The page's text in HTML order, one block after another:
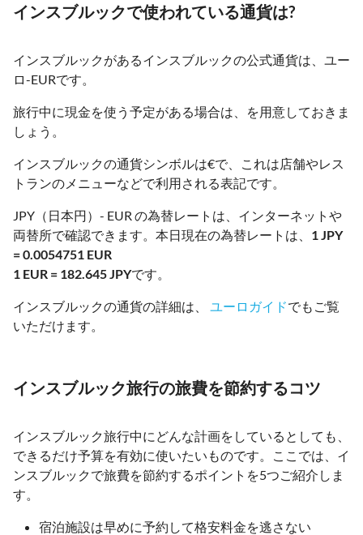
インスブルックで使われている通貨は?
インスブルックがあるインスブルックの公式通貨は、ユー
ロ-EURです。
旅行中に現金を使う予定がある場合は、を用意しておきま
しょう。
インスブルックの通貨シンボルは€で、これは店舗やレス
トランのメニューなどで利用される表記です。
JPY（日本円）- EUR の為替レートは、インターネットや
両替所で確認できます。本日現在の為替レートは、 1 JPY
= 0.0054751 EUR
1 EUR = 182.645 JPYです。
インスブルックの通貨の詳細は、 ユーロガイドでもご覧
いただけます。
インスブルック旅行の旅費を節約するコツ
インスブルック旅行中にどんな計画をしているとしても、
できるだけ予算を有効に使いたいものです。ここでは、イ
ンスブルックで旅費を節約するポイントを5つご紹介しま
す。
宿泊施設は早めに予約して格安料金を逃さない